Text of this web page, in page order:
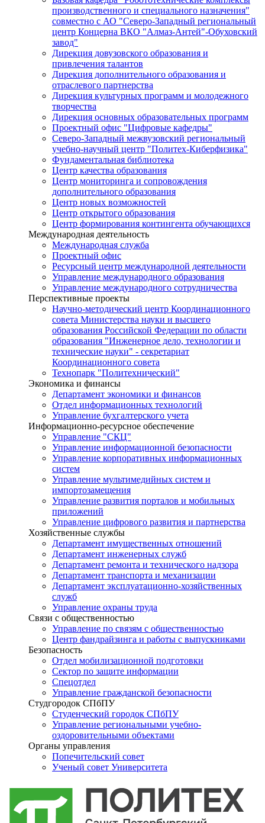
производственного и специального назначения"
совместно с АО "Северо-Западный региональный
центр Концерна ВКО "Алмаз-Антей"-Обуховский
завод"
Дирекция довузовского образования и
привлечения талантов
Дирекция дополнительного образования и
отраслевого партнерства
Дирекция культурных программ и молодежного
творчества
Дирекция основных образовательных программ
Проектный офис "Цифровые кафедры"
Северо-Западный межвузовский региональный
учебно-научный центр "Политех-Киберфизика"
Фундаментальная библиотека
Центр качества образования
Центр мониторинга и сопровождения
дополнительного образования
Центр новых возможностей
Центр открытого образования
Центр формирования контингента обучающихся
Международная деятельность
Международная служба
Проектный офис
Ресурсный центр международной деятельности
Управление международного образования
Управление международного сотрудничества
Перспективные проекты
Научно-методический центр Координационного
совета Министерства науки и высшего
образования Российской Федерации по области
образования "Инженерное дело, технологии и
технические науки" - секретариат
Координационного совета
Технопарк "Политехнический"
Экономика и финансы
Департамент экономики и финансов
Отдел информационных технологий
Управление бухгалтерского учета
Информационно-ресурсное обеспечение
Управление "СКЦ"
Управление информационной безопасности
Управление корпоративных информационных
систем
Управление мультимедийных систем и
импортозамещения
Управление развития порталов и мобильных
приложений
Управление цифрового развития и партнерства
Хозяйственные службы
Департамент имущественных отношений
Департамент инженерных служб
Департамент ремонта и технического надзора
Департамент транспорта и механизации
Департамент эксплуатационно-хозяйственных
служб
Управление охраны труда
Связи с общественностью
Управление по связям с общественностью
Центр фандрайзинга и работы с выпускниками
Безопасность
Отдел мобилизационной подготовки
Сектор по защите информации
Спецотдел
Управление гражданской безопасности
Студгородок СПбПУ
Студенческий городок СПбПУ
Управление региональными учебно-
оздоровительными объектами
Органы управления
Попечительский совет
Ученый совет Университета